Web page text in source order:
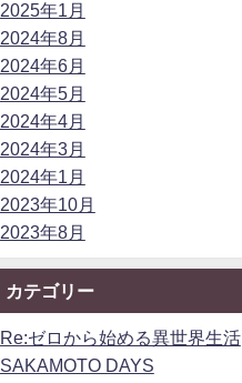
2025年1月
2024年8月
2024年6月
2024年5月
2024年4月
2024年3月
2024年1月
2023年10月
2023年8月
カテゴリー
Re:ゼロから始める異世界生活
SAKAMOTO DAYS